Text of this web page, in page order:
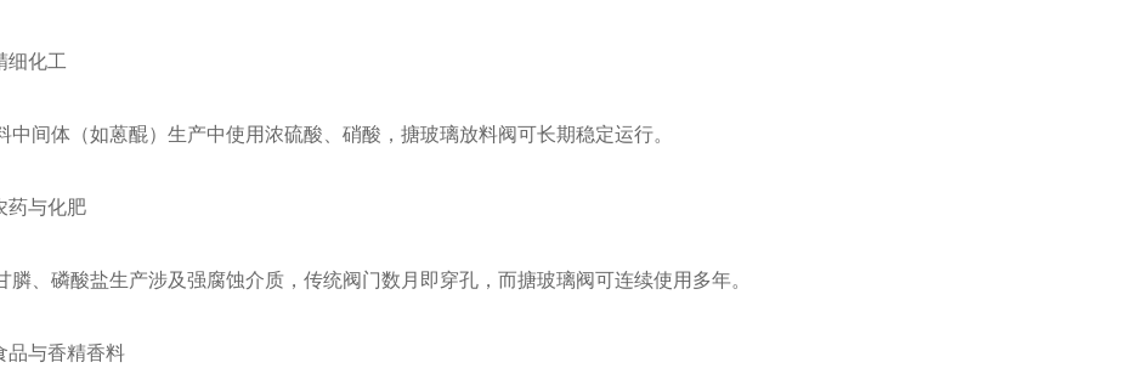
细化工
中间体（如蒽醌）生产中使用浓硫酸、硝酸，搪玻璃放料阀可长期稳定运行。
药与化肥
膦、磷酸盐生产涉及强腐蚀介质，传统阀门数月即穿孔，而搪玻璃阀可连续使用多年。
品与香精香料